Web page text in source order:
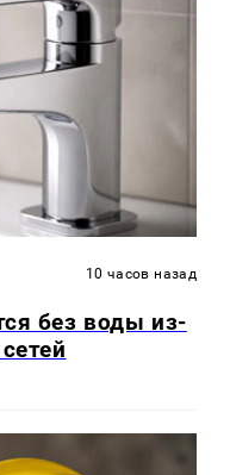
10 часов назад
без воды из-